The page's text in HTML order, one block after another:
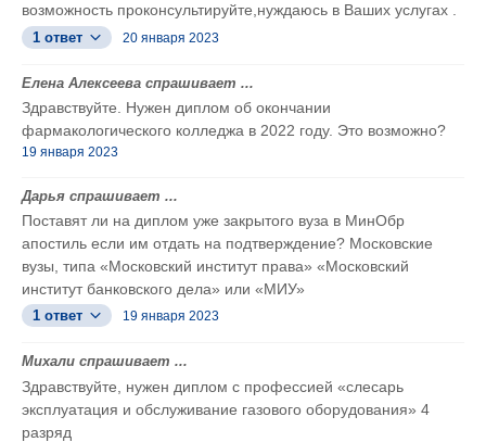
возможность проконсультируйте,нуждаюсь в Ваших услугах .
1 ответ 20 января 2023
Елена Алексеева спрашивает ...
Здравствуйте. Нужен диплом об окончании
фармакологического колледжа в 2022 году. Это возможно?
19 января 2023
Дарья спрашивает ...
Поставят ли на диплом уже закрытого вуза в МинОбр
апостиль если им отдать на подтверждение? Московские
вузы, типа «Московский институт права» «Московский
институт банковского дела» или «МИУ»
1 ответ 19 января 2023
Михали спрашивает ...
Здравствуйте, нужен диплом с профессией «слесарь
эксплуатация и обслуживание газового оборудования» 4
разряд